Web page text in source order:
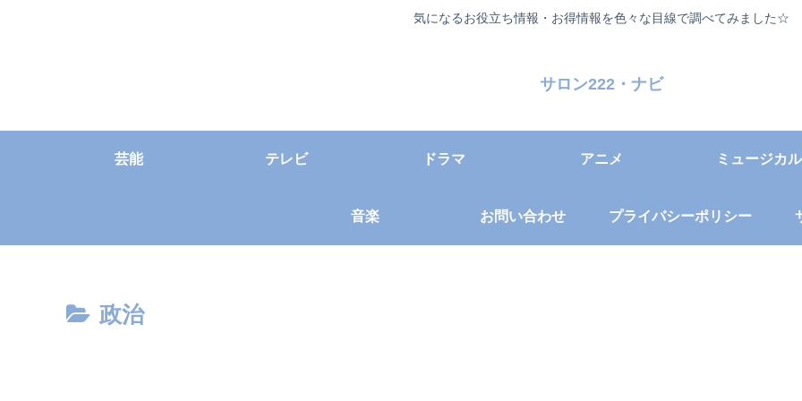
気になるお役立ち情報・お得情報を色々な目線で調べてみました☆
サロン222・ナビ
芸能 テレビ ドラマ アニメ ミュージカル
音楽 お問い合わせ プライバシーポリシー
政治